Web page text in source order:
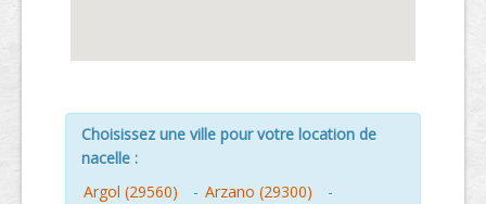
Choisissez une ville pour votre location de
nacelle :
Argol (29560)
- Arzano (29300)
-